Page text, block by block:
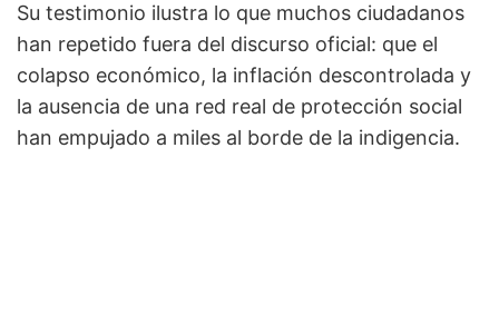
Su testimonio ilustra lo que muchos ciudadanos
han repetido fuera del discurso oficial: que el
colapso económico, la inflación descontrolada y
la ausencia de una red real de protección social
han empujado a miles al borde de la indigencia.